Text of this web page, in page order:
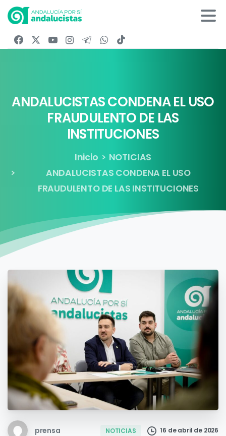
ANDALUCISTASCONDENAEL USO
FRAUDULENTODE LAS
INSTITUCIONES
Inicio
NOTICIAS
ANDALUCISTAS CONDENA EL USO
FRAUDULENTO DE LAS INSTITUCIONES
prensa NOTICIAS 16 de abril de 2026